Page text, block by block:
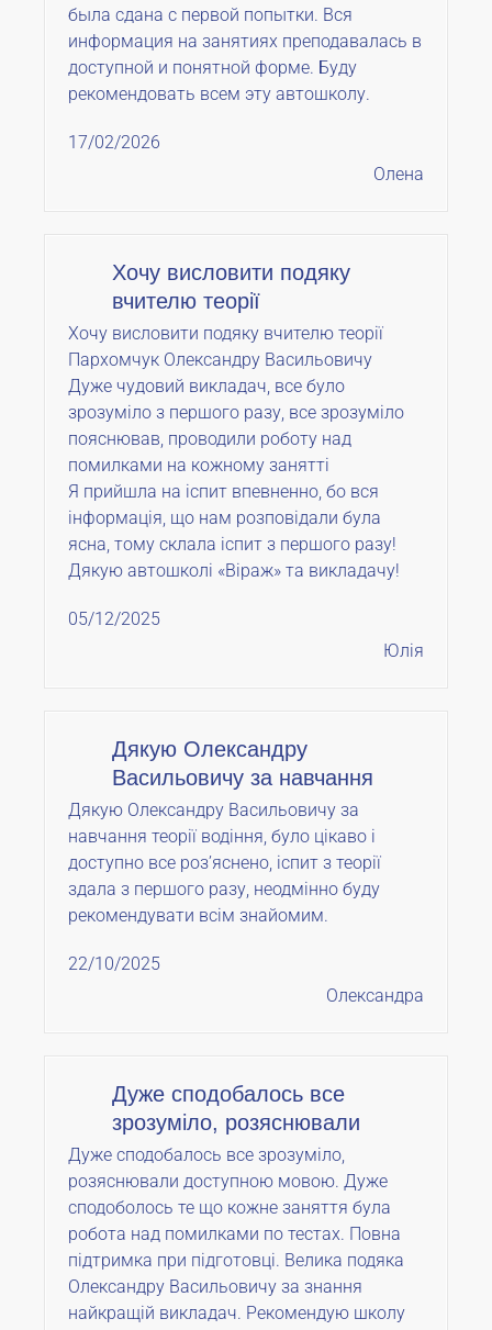
была сдана с первой попытки. Вся
информация на занятиях преподавалась в
доступной и понятной форме. Буду
рекомендовать всем эту автошколу.
17/02/2026
Олена
Хочу висловити подяку
вчителю теорії
Хочу висловити подяку вчителю теорії
Пархомчук Олександру Васильовичу
Дуже чудовий викладач, все було
зрозуміло з першого разу, все зрозуміло
пояснював, проводили роботу над
помилками на кожному занятті
Я прийшла на іспит впевненно, бо вся
інформація, що нам розповідали була
ясна, тому склала іспит з першого разу!
Дякую автошколі «Віраж» та викладачу!
05/12/2025
Юлія
Дякую Олександру
Васильовичу за навчання
Дякую Олександру Васильовичу за
навчання теорії водіння, було цікаво і
доступно все розʼяснено, іспит з теорії
здала з першого разу, неодмінно буду
рекомендувати всім знайомим.
22/10/2025
Олександра
Дуже сподобалось все
зрозуміло, розяснювали
Дуже сподобалось все зрозуміло,
розяснювали доступною мовою. Дуже
сподоболось те що кожне заняття була
робота над помилками по тестах. Повна
підтримка при підготовці. Велика подяка
Олександру Васильовичу за знання
найкращій викладач. Рекомендую школу